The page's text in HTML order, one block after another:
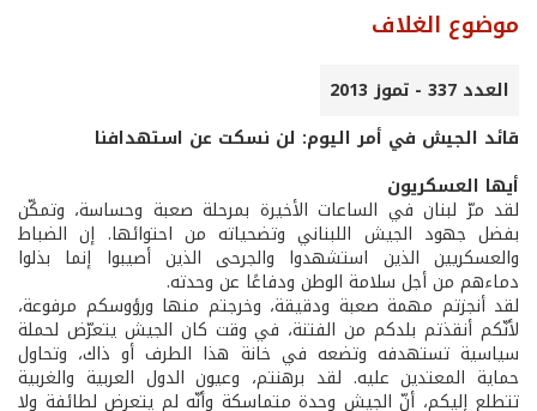
موضوع الغلاف
العدد 337 - تموز 2013
قائد الجيش في أمر اليوم: لن نسكت عن استهدافنا
أيها العسكريون
لقد مرّ لبنان في الساعات الأخيرة بمرحلة صعبة وحساسة، وتمكّن
بفضل جهود الجيش اللبناني وتضحياته من احتوائها. إن الضباط
والعسكريين الذين استشهدوا والجرحى الذين أصيبوا إنما بذلوا
دماءهم من أجل سلامة الوطن ودفاعًا عن وحدته.
لقد أنجزتم مهمة صعبة ودقيقة، وخرجتم منها ورؤوسكم مرفوعة،
لأنّكم أنقذتم بلدكم من الفتنة، في وقت كان الجيش يتعرّض لحملة
سياسية تستهدفه وتضعه في خانة هذا الطرف أو ذاك، وتحاول
حماية المعتدين عليه. لقد برهنتم، وعيون الدول العربية والغربية
تتطلع إليكم، أنّ الجيش وحدة متماسكة وأنّه لم يتعرض لطائفة ولا